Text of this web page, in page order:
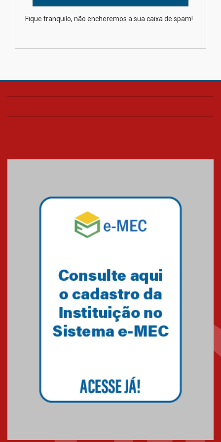
na educação dos filhos além da
Fique tranquilo, não encheremos a sua caixa de spam!